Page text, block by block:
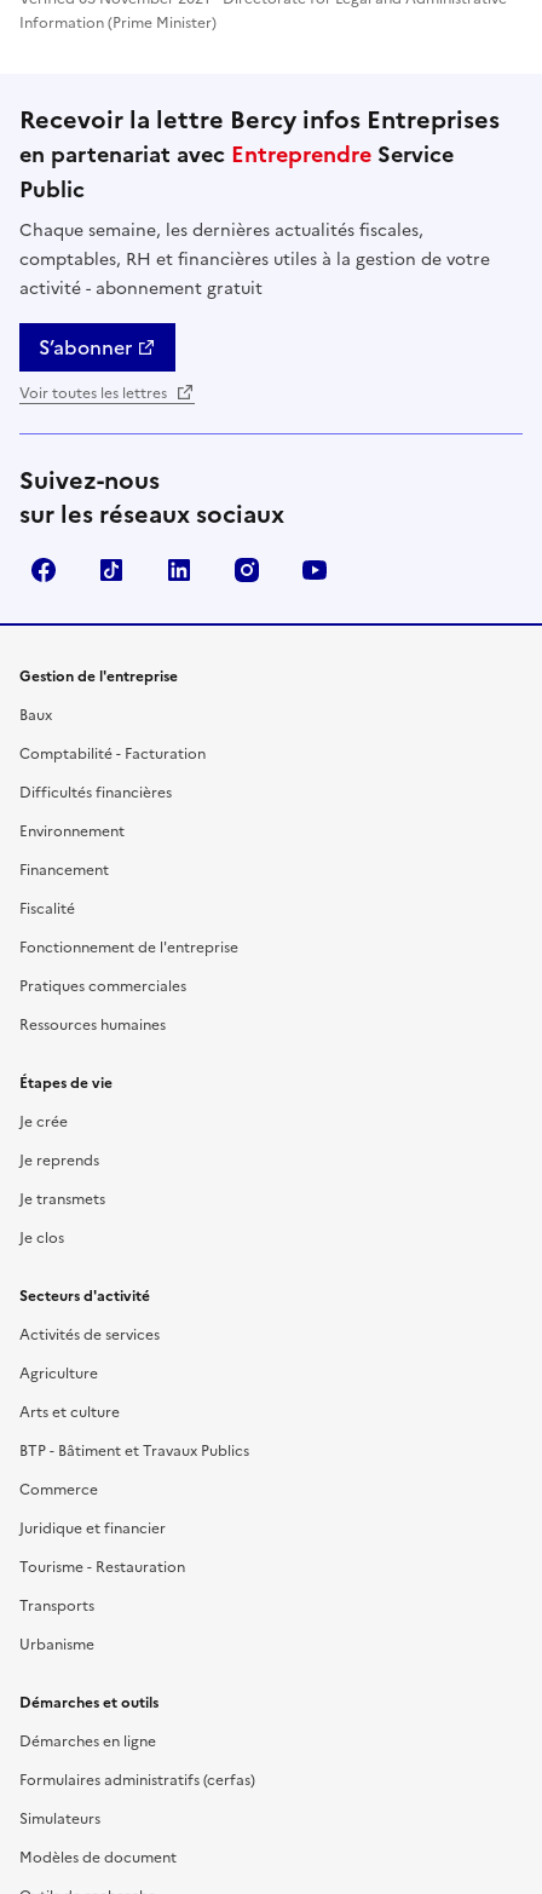
Information (Prime Minister)
Recevoir la lettre Bercy infos Entreprises
en partenariat avec Entreprendre Service
Public
Chaque semaine, les dernières actualités fiscales,
comptables, RH et financières utiles à la gestion de votre
activité - abonnement gratuit
S’abonner
Voir toutes les lettres
Suivez-nous
sur les réseaux sociaux
FacebookTikTok Linkedin Instagram
Gestion de l'entreprise
Baux
Comptabilité - Facturation
Difficultés financières
Environnement
Financement
Fiscalité
Fonctionnement de l'entreprise
Pratiques commerciales
Ressources humaines
Étapes de vie
Je crée
Je reprends
Je transmets
Je clos
Secteurs d'activité
Activités de services
Agriculture
Arts et culture
BTP - Bâtiment et Travaux Publics
Commerce
Juridique et financier
Tourisme - Restauration
Transports
Urbanisme
Démarches et outils
Démarches en ligne
Formulaires administratifs (cerfas)
Simulateurs
Modèles de document